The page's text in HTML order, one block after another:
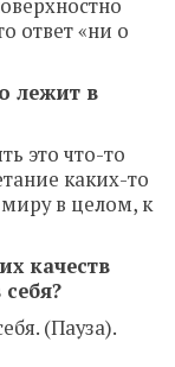
ответ «ни о
лежит в
это что-то
каких-то
в целом, к
качеств
(Пауза).